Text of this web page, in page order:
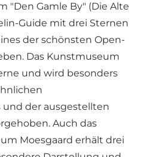
"Den Gamle By" (Die Alte
Guide mit drei Sternen
der schönsten Open-
Das Kunstmuseum
und wird besonders
der ausgestellten
Auch das
Moesgaard erhält drei